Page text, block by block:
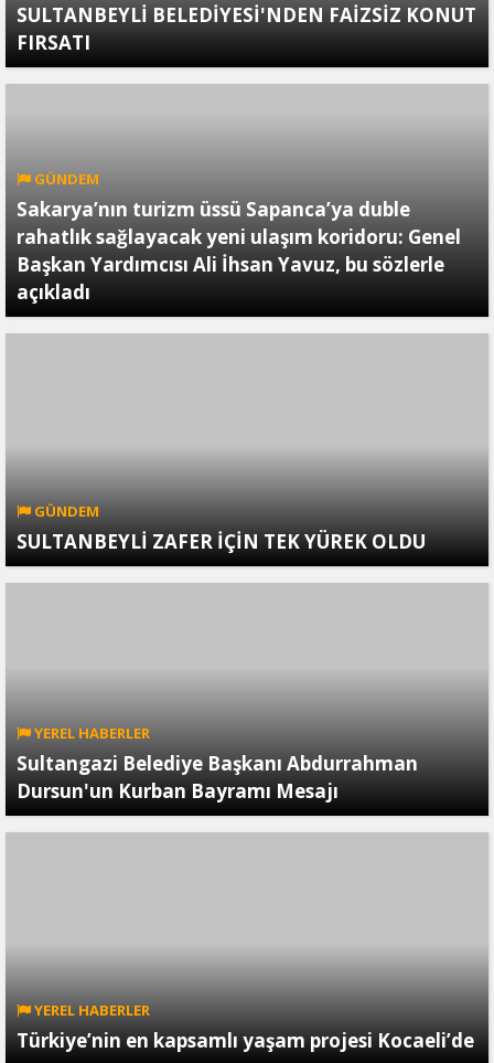
SULTANBEYLİ BELEDİYESİ'NDEN FAİZSİZ KONUT
FIRSATI
GÜNDEM
Sakarya’nın turizm üssü Sapanca’ya duble
rahatlık sağlayacak yeni ulaşım koridoru: Genel
Başkan Yardımcısı Ali İhsan Yavuz, bu sözlerle
açıkladı
GÜNDEM
SULTANBEYLİ ZAFER İÇİN TEK YÜREK OLDU
YEREL HABERLER
Sultangazi Belediye Başkanı Abdurrahman
Dursun'un Kurban Bayramı Mesajı
YEREL HABERLER
Türkiye’nin en kapsamlı yaşam projesi Kocaeli’de